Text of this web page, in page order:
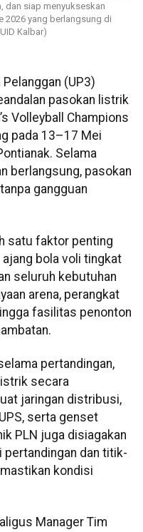
dan siap menyukseskan
2026 yang berlangsung di
Kalbar)
Pelanggan (UP3)
pasokan listrik
Volleyball Champions
pada 13–17 Mei
Selama
berlangsung, pasokan
gangguan
satu faktor penting
bola voli tingkat
seluruh kebutuhan
arena, perangkat
fasilitas penonton
pertandingan,
secara
jaringan distribusi,
serta genset
PLN juga disiagakan
dan titik-
kondisi
Manager Tim